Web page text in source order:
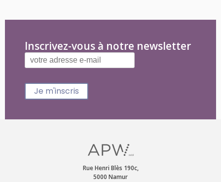
Inscrivez-vous à notre newsletter
Je m'inscris
Rue Henri Blès 190c,
5000 Namur